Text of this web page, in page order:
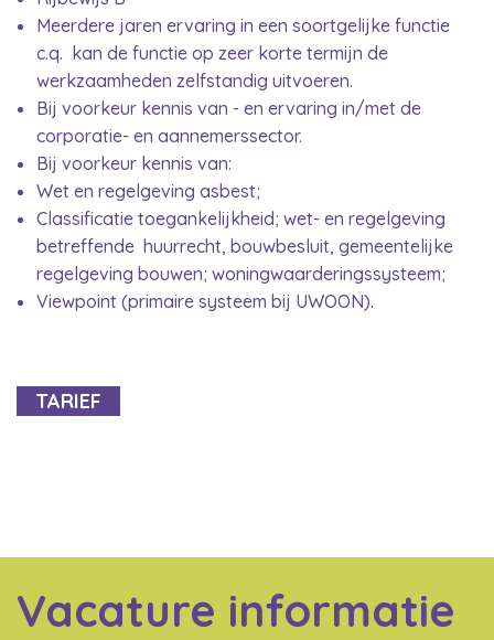
Meerdere jaren ervaring in een soortgelijke functie
c.q. kan de functie op zeer korte termijn de
werkzaamheden zelfstandig uitvoeren.
Bij voorkeur kennis van - en ervaring in/met de
corporatie- en aannemerssector.
Bij voorkeur kennis van:
Wet en regelgeving asbest;
Classificatie toegankelijkheid; wet- en regelgeving
betreffende huurrecht, bouwbesluit, gemeentelijke
regelgeving bouwen; woningwaarderingssysteem;
Viewpoint (primaire systeem bij UWOON).
TARIEF
Vacature informatie